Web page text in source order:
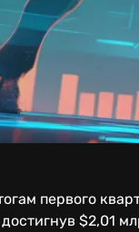
первого
$2,01